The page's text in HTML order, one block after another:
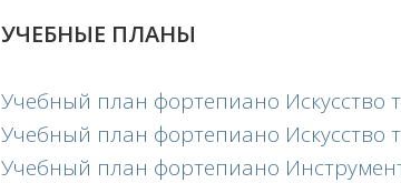
УЧЕБНЫЕ ПЛАНЫ
Учебный план фортепиано Искусство
Учебный план фортепиано Искусство
Учебный план фортепиано